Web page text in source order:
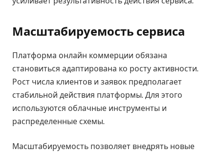
Масштабируемость сервиса
Платформа онлайн коммерции обязана
становиться адаптирована ко росту активности.
Рост числа клиентов и заявок предполагает
стабильной действия платформы. Для этого
используются облачные инструменты и
распределенные схемы.
Масштабируемость позволяет внедрять новые